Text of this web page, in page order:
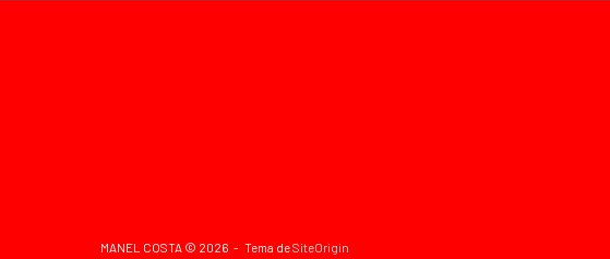
MANEL COSTA © 2026 Tema deSiteOrigin